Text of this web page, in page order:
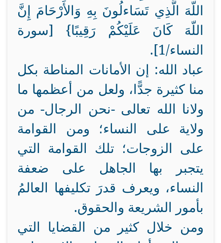
اللّهَ الَّذِي تَسَاءلُونَ بِهِ وَالأَرْحَامَ إِنَّ
اللّهَ كَانَ عَلَيْكُمْ رَقِيبًا} [سورة
النساء/1].
عباد الله: إن الأمانات المناطة بكل
منا كثيرة جدًّا، ولعل من أعظمها ما
ولانا الله تعالى -نحن الرجال- من
ولاية على النساء؛ ومن القوامة
على الزوجات؛ تلك القوامة التي
يتجبر بها الجاهل على ضعفة
النساء، ويعرف قدرَ تكليفها العالمُ
بأمور الشريعة والحقوق.
ومن خلال كثير من القضايا التي